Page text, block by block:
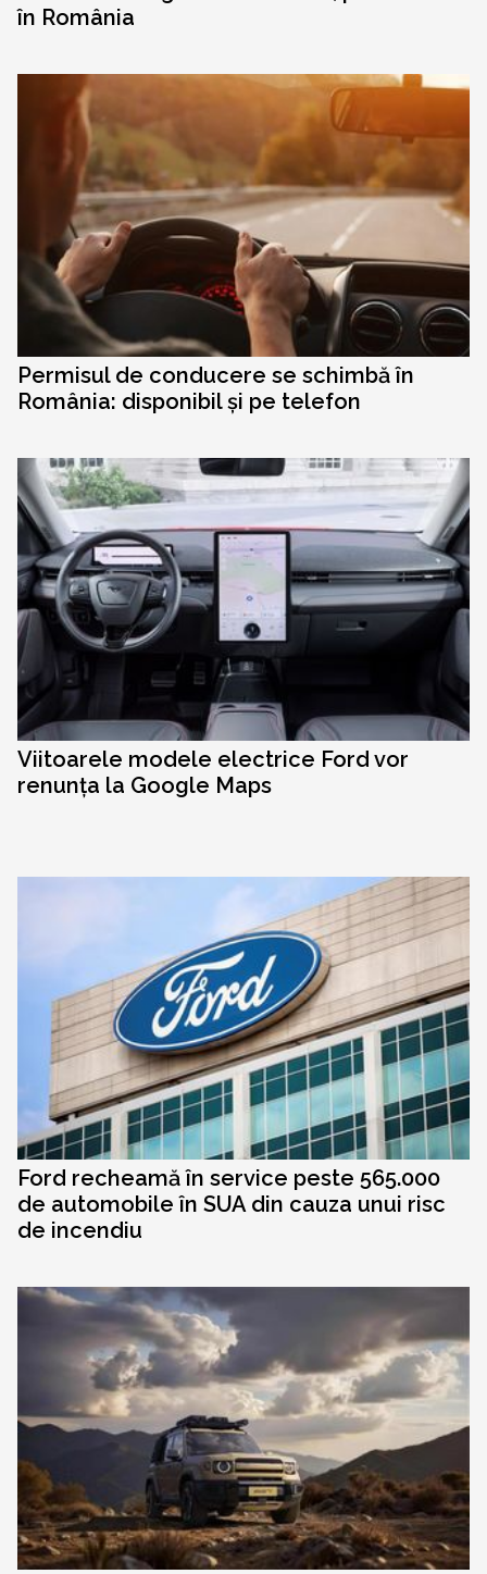
în România
Permisul de conducere se schimbă în
România: disponibil și pe telefon
Viitoarele modele electrice Ford vor
renunța la Google Maps
Ford recheamă în service peste 565.000
de automobile în SUA din cauza unui risc
de incendiu